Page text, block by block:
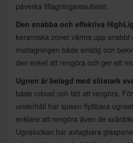
påverka tillagningsresultatet.
Den snabba och effektiva
keramiska zoner värms upp
matlagningen både smidig och
den enkel att rengöra och ger ett
Ugnen är belagd med slitstark
både robust och lätt att rengöra.
underhåll har spisen flyttbara
enklare att rengöra även de
Ugnsluckan har avtagbara